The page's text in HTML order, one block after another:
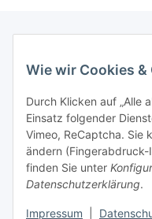
Wie wir Cookies &
Durch Klicken auf „Alle
Einsatz folgender
Vimeo, ReCaptcha. Sie
ändern (Fingerabdruck-
finden Sie unter
Datenschutzerklärung.
Impressum
Zahlungsmöglichkeiten
Versandinformationen
Gesetzliche